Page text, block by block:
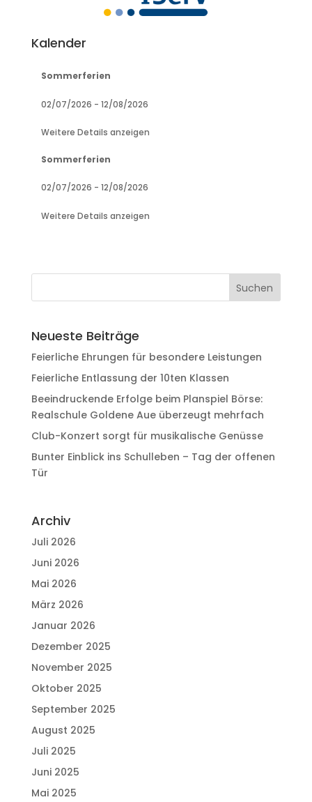
Kalender
Sommerferien
02/07/2026 - 12/08/2026
Weitere Details anzeigen
Sommerferien
02/07/2026 - 12/08/2026
Weitere Details anzeigen
Neueste Beiträge
Feierliche Ehrungen für besondere Leistungen
Feierliche Entlassung der 10ten Klassen
Beeindruckende Erfolge beim Planspiel Börse:
Realschule Goldene Aue überzeugt mehrfach
Club-Konzert sorgt für musikalische Genüsse
Bunter Einblick ins Schulleben – Tag der offenen
Tür
Archiv
Juli 2026
Juni 2026
Mai 2026
März 2026
Januar 2026
Dezember 2025
November 2025
Oktober 2025
September 2025
August 2025
Juli 2025
Juni 2025
Mai 2025